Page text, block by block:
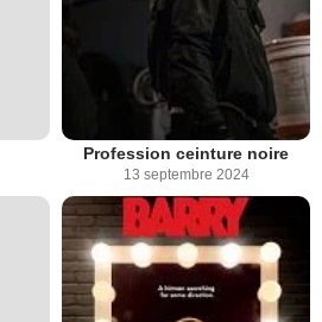
Profession ceinture noire
13 septembre 2024